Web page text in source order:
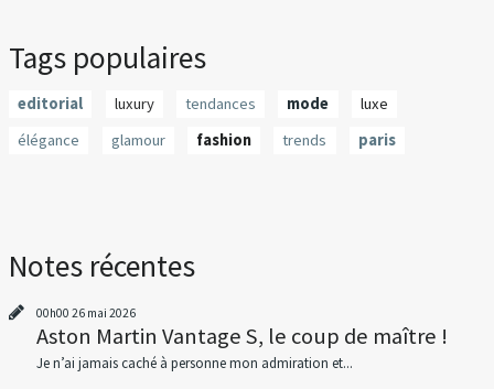
Tags populaires
editorial luxury tendances mode
luxe
élégance
glamour fashion trends paris
Notes récentes
00h00 26 mai 2026
Aston Martin Vantage S, le coup de maître !
Je n’ai jamais caché à personne mon admiration et...